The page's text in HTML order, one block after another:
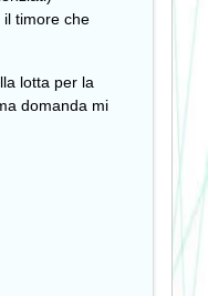
timore che
lotta per la
domanda mi